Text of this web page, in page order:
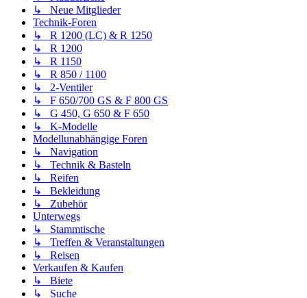
↳ Neue Mitglieder
Technik-Foren
↳ R 1200 (LC) & R 1250
↳ R 1200
↳ R 1150
↳ R 850 / 1100
↳ 2-Ventiler
↳ F 650/700 GS & F 800 GS
↳ G 450, G 650 & F 650
↳ K-Modelle
Modellunabhängige Foren
↳ Navigation
↳ Technik & Basteln
↳ Reifen
↳ Bekleidung
↳ Zubehör
Unterwegs
↳ Stammtische
↳ Treffen & Veranstaltungen
↳ Reisen
Verkaufen & Kaufen
↳ Biete
↳ Suche